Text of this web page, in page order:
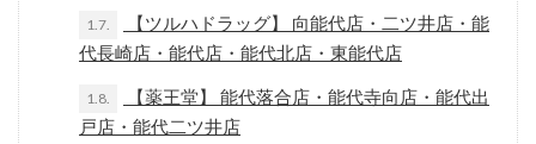
1.7.
【ツルハドラッグ】 向能代店・二ツ井店・能
代長崎店・能代店・能代北店・東能代店
1.8.
【薬王堂】 能代落合店・能代寺向店・能代出
戸店・能代二ツ井店